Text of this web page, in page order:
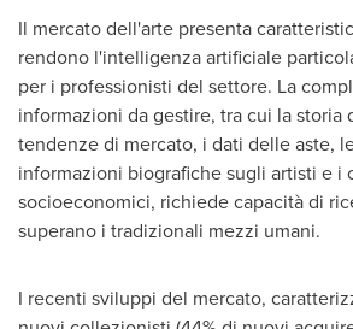
Il mercato dell'arte presenta
rendono l'intelligenza artificiale
per i professionisti del settore. La
informazioni da gestire, tra cui la storia
tendenze di mercato, i dati delle aste,
informazioni biografiche sugli artisti e i
socioeconomici, richiede capacità di
superano i tradizionali mezzi umani.
I recenti sviluppi del mercato,